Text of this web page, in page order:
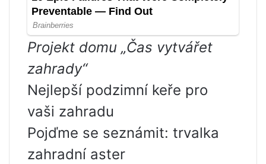
Projekt domu „Čas vytvářet
zahrady“
Nejlepší podzimní keře pro
vaši zahradu
Pojďme se seznámit: trvalka
zahradní aster